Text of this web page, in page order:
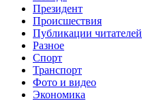
Президент
Происшествия
Публикации читателей
Разное
Спорт
Транспорт
Фото и видео
Экономика